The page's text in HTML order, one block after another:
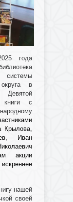
года
системы
округа в
Девятой
книги с
Крылова,
Иван
акции
нашей
своей